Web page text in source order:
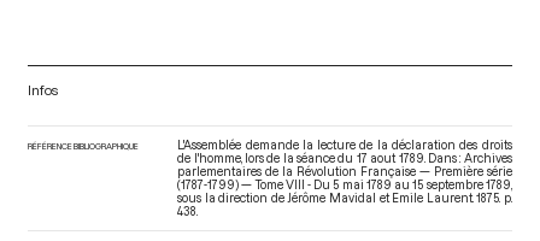
Infos
RÉFÉRENCE BIBLIOGRAPHIQUE
L'Assemblée demande la lecture de la déclaration des droits
de l'homme, lors de la séance du 17 aout 1789. Dans : Archives
parlementaires de la Révolution Française — Première série
(1787-1799) — Tome VIII - Du 5 mai 1789 au 15 septembre 1789
sous la direction de Jérôme Mavidal et Emile Laurent. 1875. p.
438.